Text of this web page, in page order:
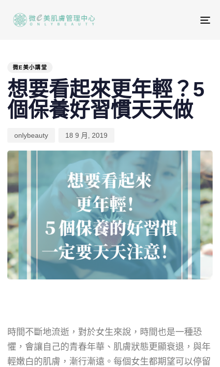
微E美小講堂
想要看起來更年輕？5
個保養好習慣天天做
onlybeauty 18 9 月, 2019
時間不斷地流逝，對於女生來說，時間也是一種恐
懼，會讓自己的青春年華、肌膚狀態更顯衰退，與年
輕嫩白的肌膚，漸行漸遠。每個女生都期望可以停留